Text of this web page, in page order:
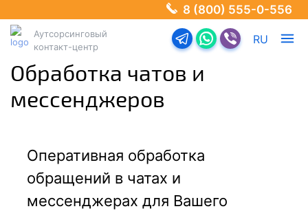
8 (800) 555-0-556
Аутсорсинговый
контакт-центр
Перейти в телеграм-
Перейти в Ватсап
Перейти в
RU
Обработка чатов и
мессенджеров
Оперативная обработка
обращений в чатах и
мессенджерах для Вашего